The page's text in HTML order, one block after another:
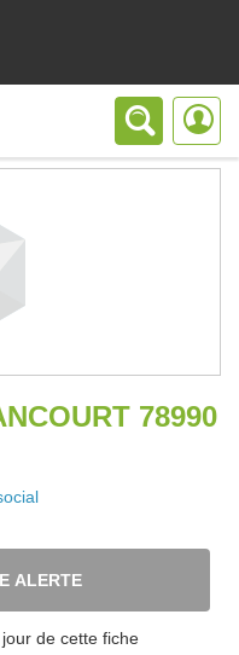
78990
ALERTE
de cette fiche